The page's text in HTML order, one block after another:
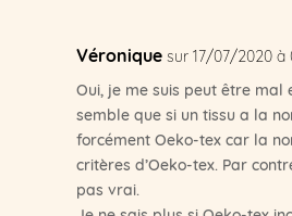
Véronique sur 17/07/2020 à
Oui, je me suis peut être mal
semble que si un tissu a la
forcément Oeko-tex car la
critères d’Oeko-tex. Par
pas vrai.